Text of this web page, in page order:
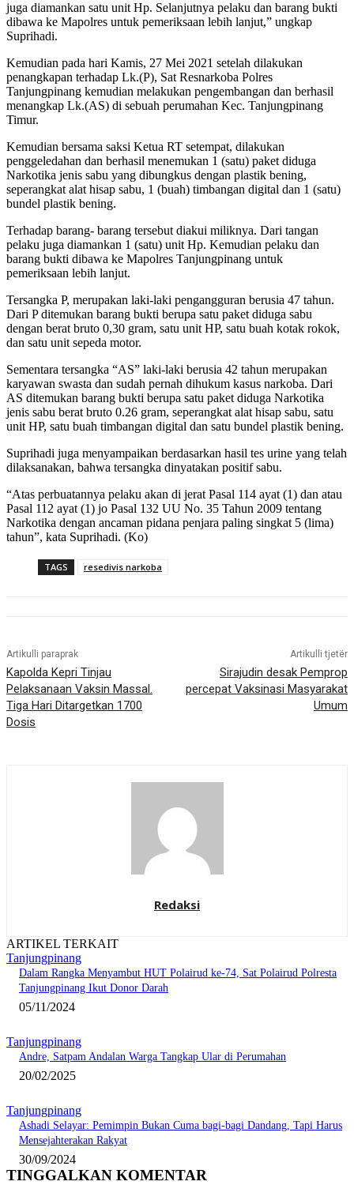
juga diamankan satu unit Hp. Selanjutnya pelaku dan barang bukti
dibawa ke Mapolres untuk pemeriksaan lebih lanjut,” ungkap
Suprihadi.
Kemudian pada hari Kamis, 27 Mei 2021 setelah dilakukan
penangkapan terhadap Lk.(P), Sat Resnarkoba Polres
Tanjungpinang kemudian melakukan pengembangan dan berhasil
menangkap Lk.(AS) di sebuah perumahan Kec. Tanjungpinang
Timur.
Kemudian bersama saksi Ketua RT setempat, dilakukan
penggeledahan dan berhasil menemukan 1 (satu) paket diduga
Narkotika jenis sabu yang dibungkus dengan plastik bening,
seperangkat alat hisap sabu, 1 (buah) timbangan digital dan 1 (satu)
bundel plastik bening.
Terhadap barang- barang tersebut diakui miliknya. Dari tangan
pelaku juga diamankan 1 (satu) unit Hp. Kemudian pelaku dan
barang bukti dibawa ke Mapolres Tanjungpinang untuk
pemeriksaan lebih lanjut.
Tersangka P, merupakan laki-laki pengangguran berusia 47 tahun.
Dari P ditemukan barang bukti berupa satu paket diduga sabu
dengan berat bruto 0,30 gram, satu unit HP, satu buah kotak rokok,
dan satu unit sepeda motor.
Sementara tersangka “AS” laki-laki berusia 42 tahun merupakan
karyawan swasta dan sudah pernah dihukum kasus narkoba. Dari
AS ditemukan barang bukti berupa satu paket diduga Narkotika
jenis sabu berat bruto 0.26 gram, seperangkat alat hisap sabu, satu
unit HP, satu buah timbangan digital dan satu bundel plastik bening.
Suprihadi juga menyampaikan berdasarkan hasil tes urine yang telah
dilaksanakan, bahwa tersangka dinyatakan positif sabu.
“Atas perbuatannya pelaku akan di jerat Pasal 114 ayat (1) dan atau
Pasal 112 ayat (1) jo Pasal 132 UU No. 35 Tahun 2009 tentang
Narkotika dengan ancaman pidana penjara paling singkat 5 (lima)
tahun”, kata Suprihadi. (Ko)
TAGS resedivis narkoba
Artikulli paraprak
Kapolda Kepri Tinjau
Pelaksanaan Vaksin Massal.
Tiga Hari Ditargetkan 1700
Dosis
Artikulli tjetër
Sirajudin desak Pemprop
percepat Vaksinasi Masyarakat
Umum
Redaksi
ARTIKEL TERKAIT
Tanjungpinang
Dalam Rangka Menyambut HUT Polairud ke-74, Sat Polairud Polresta
Tanjungpinang Ikut Donor Darah
05/11/2024
Tanjungpinang
Andre, Satpam Andalan Warga Tangkap Ular di Perumahan
20/02/2025
Tanjungpinang
Ashadi Selayar: Pemimpin Bukan Cuma bagi-bagi Dandang, Tapi Harus
Mensejahterakan Rakyat
30/09/2024
TINGGALKAN KOMENTAR